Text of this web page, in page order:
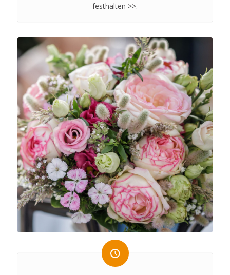
festhalten >>.